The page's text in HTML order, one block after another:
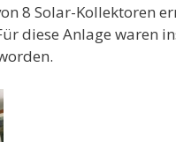
8 Solar-Kollektoren
diese Anlage waren